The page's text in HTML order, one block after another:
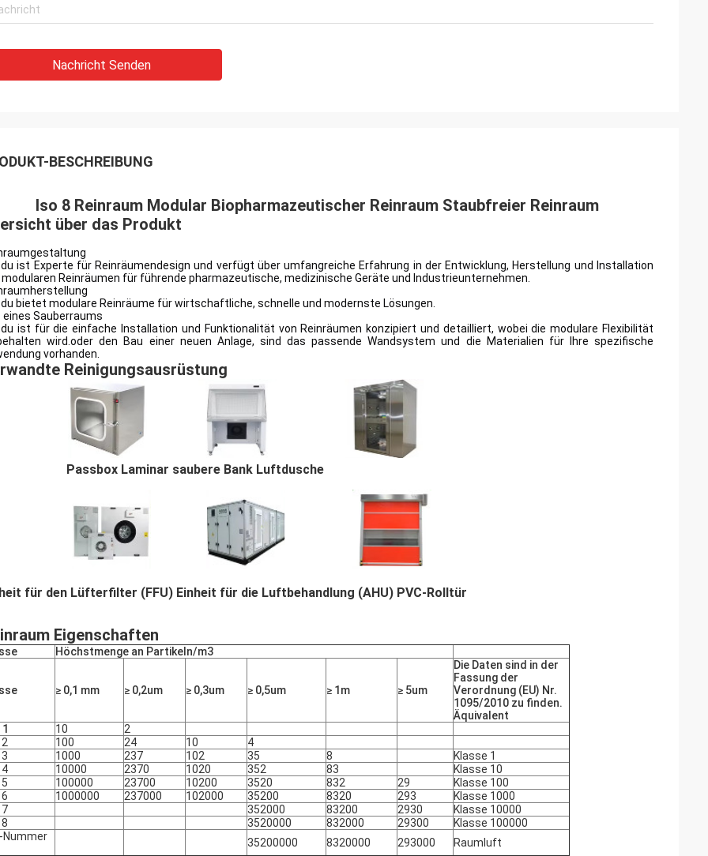
Nachricht Senden
BESCHREIBUNG
Iso 8 Reinraum Modular Biopharmazeutischer Reinraum Staubfreier Reinraum
über das Produkt
ist Experte für Reinräumendesign und verfügt über umfangreiche Erfahrung in der Entwicklung, Herstellung und Installation
modularen Reinräumen für führende pharmazeutische, medizinische Geräte und Industrieunternehmen.
bietet modulare Reinräume für wirtschaftliche, schnelle und modernste Lösungen.
eines Sauberraums
ist für die einfache Installation und Funktionalität von Reinräumen konzipiert und detailliert, wobei die modulare Flexibilität
wird.oder den Bau einer neuen Anlage, sind das passende Wandsystem und die Materialien für Ihre spezifische
vorhanden.
Reinigungsausrüstung
Passbox Laminar saubere Bank Luftdusche
für den Lüfterfilter (FFU) Einheit für die Luftbehandlung (AHU) PVC-Rolltür
Eigenschaften
Höchstmenge an Partikeln/m3
≥ 0,1 mm ≥ 0,2um ≥ 0,3um ≥ 0,5um ≥ 1m ≥ 5um
Die Daten sind in der
Fassung der
Verordnung (EU) Nr.
1095/2010 zu finden.
Äquivalent
1
10
2
2
100 24 10
4
3
1000 237 102 35 8
Klasse 1
4
10000 2370 1020 352 83
Klasse 10
5
100000 23700 10200 3520 832 29
Klasse 100
6
1000000 237000 102000 35200 8320 293
Klasse 1000
7
352000 83200 2930
Klasse 10000
8
3520000 832000 29300
Klasse 100000
Nummer
35200000 8320000 293000
Raumluft